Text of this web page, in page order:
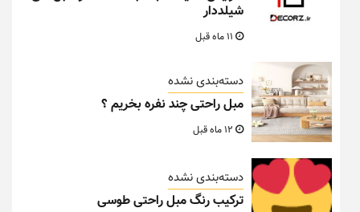
شیلددار
دسته‌بندی نشده
مبل راحتی چند نفره بخریم ؟
دسته‌بندی نشده
ترکیب رنگ مبل راحتی طوسی